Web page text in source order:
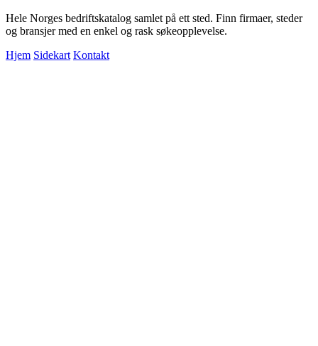
Hele Norges bedriftskatalog samlet på ett sted. Finn firmaer, steder
og bransjer med en enkel og rask søkeopplevelse.
Hjem Sidekart Kontakt